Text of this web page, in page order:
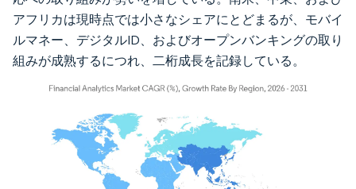
アフリカは現時点では小さなシェアにとどまるが、モバイ
ルマネー、デジタルID、およびオープンバンキングの取り
組みが成熟するにつれ、二桁成長を記録している。